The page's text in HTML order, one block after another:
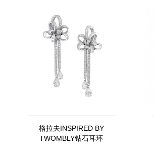
格拉夫INSPIRED BY
TWOMBLY钻石耳环